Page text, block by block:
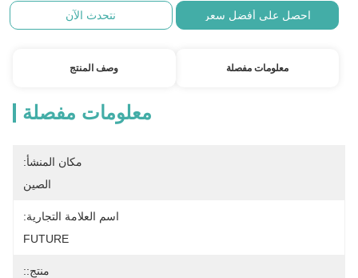
احصل على أفضل سعر نتحدث الآن
معلومات مفصلة وصف المنتج
معلومات مفصلة
مكان المنشأ:
الصين
اسم العلامة التجارية:
FUTURE
منتج::